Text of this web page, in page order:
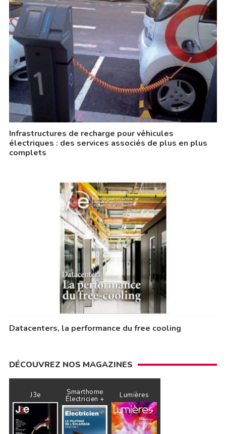
Infrastructures de recharge pour véhicules
électriques : des services associés de plus en plus
complets
Datacenters, la performance du free cooling
DÉCOUVREZ NOS MAGAZINES
J3e Smarthome
Électricien + Lumières